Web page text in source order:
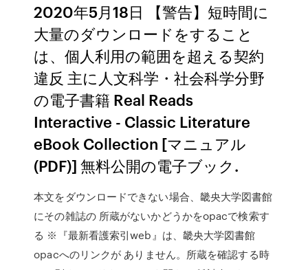
2020年5月18日 【警告】短時間に
大量のダウンロードをすること
は、個人利用の範囲を超える契約
違反 主に人文科学・社会科学分野
の電子書籍 Real Reads
Interactive - Classic Literature
eBook Collection [マニュアル
(PDF)] 無料公開の電子ブック.
本文をダウンロードできない場合、畿央大学図書館
にその雑誌の 所蔵がないかどうかをopacで検索す
る ※『最新看護索引web』は、畿央大学図書館
opacへのリンクが ありません。所蔵を確認する時